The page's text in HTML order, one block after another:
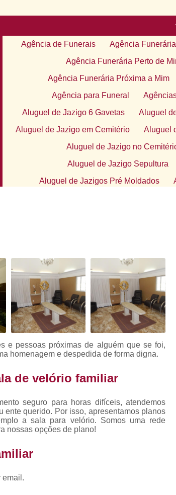
Agência de Funerais Agência
Agência Funerária Perto de
Agência Funerária Próxima a Mim
Agência para Funeral
Aluguel de Jazigo 6 Gavetas
Aluguel
Aluguel de Jazigo em Cemitério
Aluguel
Aluguel de Jazigo no
Aluguel de Jazigo Sepultura
Aluguel de Jazigos Pré Moldados
Caixões de Madeira
Caixão de
Caixão de Madeira Moderno
Caixão de Madeira Personalizado
Caixão de Madeira Preto
Caixão Infantil com Acabamento Envelhecido
Caixão Infantil com Adornos
Caixão Infantil com Detalhes
Caixão Infantil Simples
Caixão
Caixão de Madeira
Caixão Ecológico
Caixão para Recém Nascido
Caixão
Cemitério de Alto Padrão Perto
e pessoas próximas de alguém que se foi,
homenagem e despedida de forma digna.
de velório familiar
seguro para horas difíceis, atendemos
querido. Por isso, apresentamos planos
a sala para velório. Somos uma rede
nossas opções de plano!
email.